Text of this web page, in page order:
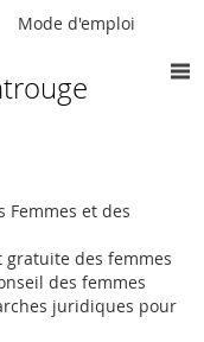
et des
des femmes
des femmes
juridiques pour
Mode d'emploi